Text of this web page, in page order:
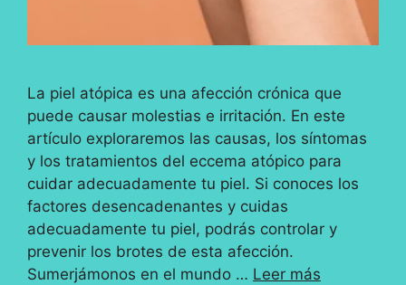
La piel atópica es una afección crónica que
puede causar molestias e irritación. En este
artículo exploraremos las causas, los síntomas
y los tratamientos del eccema atópico para
cuidar adecuadamente tu piel. Si conoces los
factores desencadenantes y cuidas
adecuadamente tu piel, podrás controlar y
prevenir los brotes de esta afección.
Sumerjámonos en el mundo … Leer más